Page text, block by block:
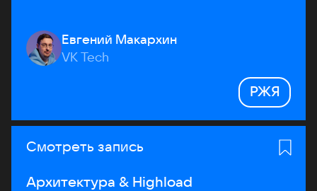
Евгений Макархин
VK Tech
РЖЯ
Смотреть запись
Архитектура & Highload